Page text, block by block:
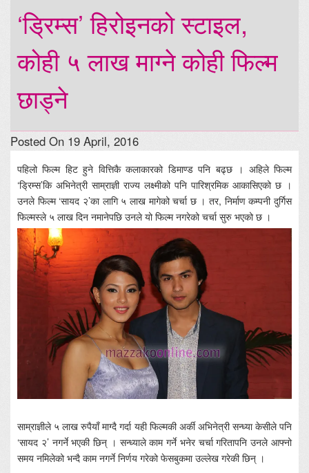
‘ड्रिम्स’ हिरोइनको स्टाइल,
कोही ५ लाख माग्ने कोही फिल्म
छाड्ने
Posted On 19 April, 2016
पहिलो फिल्म हिट हुने वित्तिकै कलाकारको डिमाण्ड पनि बढ्छ । अहिले फिल्म
‘ड्रिम्स’कि अभिनेत्री साम्राज्ञी राज्य लक्ष्मीको पनि पारिश्रमिक आकासिएको छ ।
उनले फिल्म ‘सायद २’का लागि ५ लाख मागेको चर्चा छ । तर, निर्माण कम्पनी दुर्गिस
फिल्मस्ले ५ लाख दिन नमानेपछि उनले यो फिल्म नगरेको चर्चा सुरु भएको छ ।
साम्राज्ञीले ५ लाख रुपैयाँ माग्दै गर्दा यही फिल्मकी अर्की अभिनेत्री सन्ध्या केसीले पनि
‘सायद २’ नगर्ने भएकी छिन् । सन्ध्याले काम गर्ने भनेर चर्चा गरितापनि उनले आफ्नो
समय नमिलेको भन्दै काम नगर्ने निर्णय गरेको फेसबुकमा उल्लेख गरेकी छिन् ।